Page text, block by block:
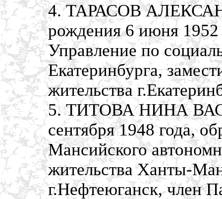
4. ТАРАСОВ
рождения 6 июня 1952
Управление по
Екатеринбурга,
жительства
5. ТИТОВА НИНА
сентября 1948 года,
Мансийского
жительства Ханты-
г.Нефтеюганск, член